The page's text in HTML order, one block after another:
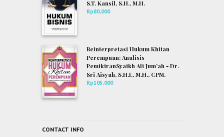
S.T. Kansil, S.H., M.H.
Rp80,000
Reinterpretasi Hukum Khitan
Perempuan: Analisis
PemikiranSyaikh Ali Jum’ah - Dr.
Sri Aisyah, S.H.I., M.H., CPM.
Rp105,000
CONTACT INFO